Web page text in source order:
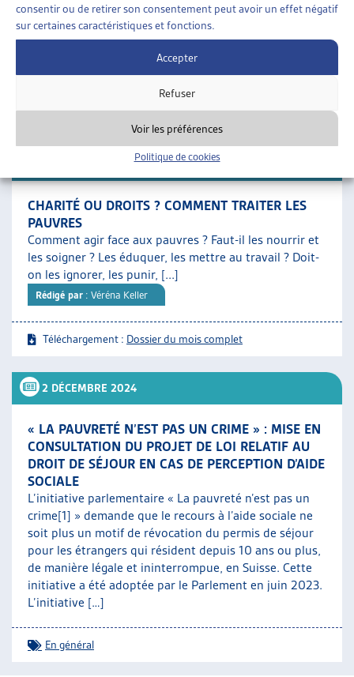
consentir ou de retirer son consentement peut avoir un effet négatif
sur certaines caractéristiques et fonctions.
Accepter
Refuser
Voir les préférences
Politique de cookies
enfants : c’est le groupe démographique le plus
nombreux dans le dispositif. Ces derniers ont, par [...]
: Sylvia Garcia Delahaye | Caroline Dubath | Elena
CHARITÉ OU DROITS ? COMMENT TRAITER LES
PAUVRES
Comment agir face aux pauvres ? Faut-il les nourrir et
les soigner ? Les éduquer, les mettre au travail ? Doit-
on les ignorer, les punir, [...]
Rédigé par : Véréna Keller
Téléchargement : Dossier du mois complet
2 DÉCEMBRE 2024
« LA PAUVRETÉ N’EST PAS UN CRIME » : MISE EN
CONSULTATION DU PROJET DE LOI RELATIF AU
DROIT DE SÉJOUR EN CAS DE PERCEPTION D’AIDE
SOCIALE
L’initiative parlementaire « La pauvreté n’est pas un
crime[1] » demande que le recours à l’aide sociale ne
soit plus un motif de révocation du permis de séjour
pour les étrangers qui résident depuis 10 ans ou plus,
de manière légale et ininterrompue, en Suisse. Cette
initiative a été adoptée par le Parlement en juin 2023.
L’initiative […]
En général